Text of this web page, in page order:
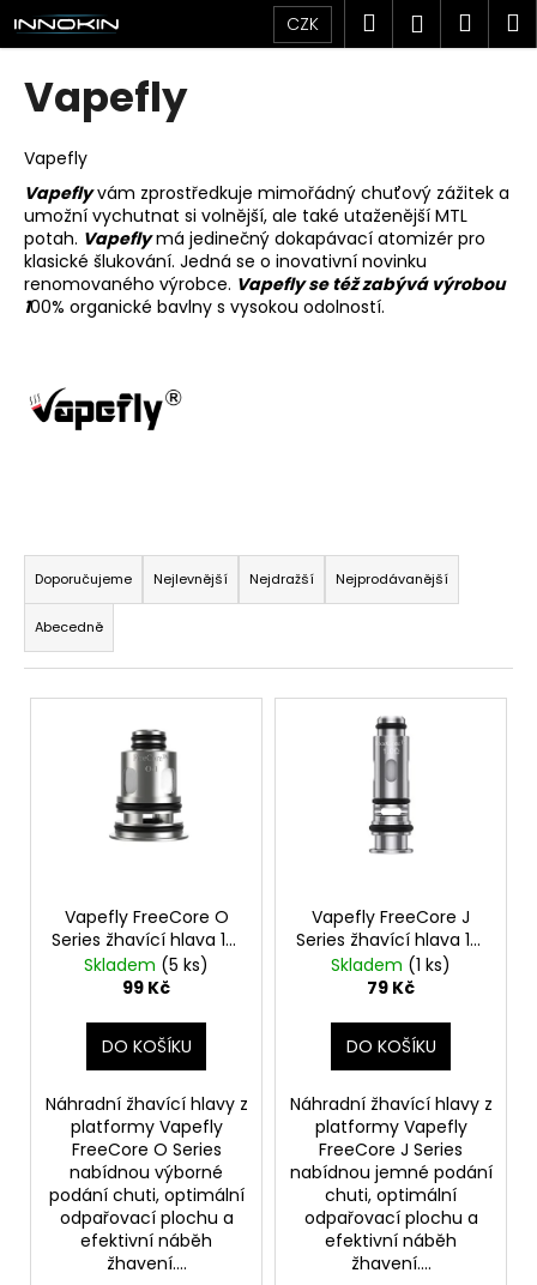
Přejít
na
obsah
CZK Hledat
Vapefly
Vapefly
Vapeflyvám zprostředkuje mimořádný chuťový zážitek a
umožní vychutnat si volnější, ale také utaženější MTL
potah. Vapeflymá jedinečný dokapávací atomizér pro
klasické šlukování. Jedná se o inovativní novinku
renomovaného výrobce. Vapefly se též zabývá výrobou
100% organické bavlny s vysokou odolností.
Ř
a
z
e
n
í
Doporučujeme Nejlevnější Nejdražší Nejprodávanější
Abecedně
V
Vapefly FreeCore O
Series žhavící hlava 1ks
odpor 0,3ohm
Skladem (5 ks)
99 Kč
DO KOŠÍKU
Náhradní žhavící hlavy z
platformy Vapefly
FreeCore O Series
nabídnou výborné
podání chuti, optimální
odpařovací plochu a
efektivní náběh
žhavení....
Vapefly FreeCore J
Series žhavící hlava 1ks
odpor 1,0ohm
Skladem (1 ks)
79 Kč
DO KOŠÍKU
Náhradní žhavící hlavy z
platformy Vapefly
FreeCore J Series
nabídnou jemné podání
chuti, optimální
odpařovací plochu a
efektivní náběh
žhavení....
K
o
o
p
o
t
ř
e
j
a
j
t
?